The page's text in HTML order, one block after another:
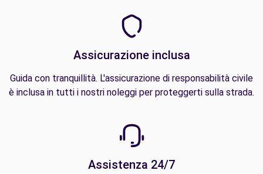
Assicurazione inclusa
Guida con tranquillità. L'assicurazione di responsabilità civile
è inclusa in tutti i nostri noleggi per proteggerti sulla strada.
Assistenza 24/7